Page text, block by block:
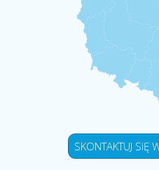
SKONTAKTUJ SIĘ